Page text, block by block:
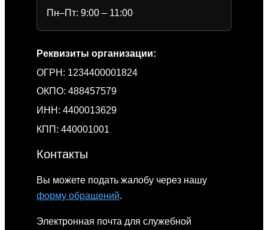
Пн–Пт: 9:00 – 11:00
Реквизиты организации:
ОГРН: 1234400001824
ОКПО: 488457579
ИНН: 4400013629
КПП: 440001001
Контакты
Вы можете подать жалобу через нашу
форму обращений.
Электронная почта для служебной